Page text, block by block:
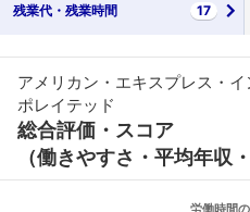
残業代・ 残業時間 17
アメリカン・エキスプレス・
ポレイテッド
総合評価・スコア
（働きやすさ・平均年収